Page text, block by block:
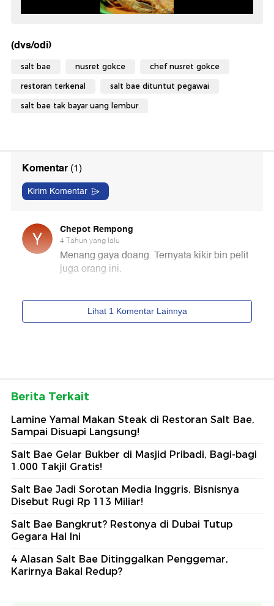
(dvs/odi)
salt bae nusret gokce chef nusret gokce
restoran terkenal salt bae dituntut pegawai
salt bae tak bayar uang lembur
Berita Terkait
Lamine Yamal Makan Steak di Restoran Salt Bae,
Sampai Disuapi Langsung!
Salt Bae Gelar Bukber di Masjid Pribadi, Bagi-bagi
1.000 Takjil Gratis!
Salt Bae Jadi Sorotan Media Inggris, Bisnisnya
Disebut Rugi Rp 113 Miliar!
Salt Bae Bangkrut? Restonya di Dubai Tutup
Gegara Hal Ini
4 Alasan Salt Bae Ditinggalkan Penggemar,
Karirnya Bakal Redup?